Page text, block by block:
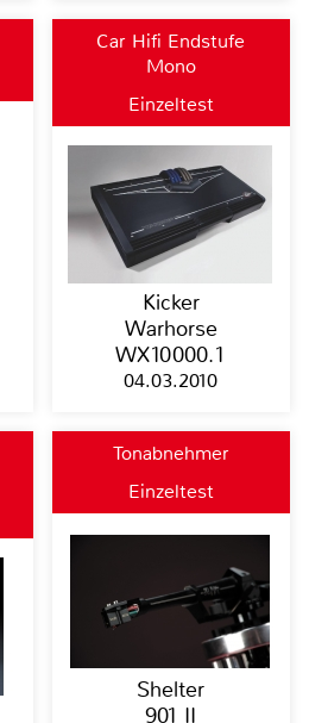
Car Hifi Endstufe
Mono
Einzeltest
Kicker
Warhorse
WX10000.1
04.03.2010
Tonabnehmer
Einzeltest
Shelter
901 II